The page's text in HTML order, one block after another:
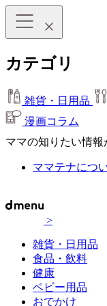
カテゴリ
雑貨・日用品
漫画コラム
ママの知りたい情
ママテナにつ
>
雑貨・日用品
食品・飲料
健康
ベビー用品
おでかけ